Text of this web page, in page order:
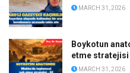
MARCH 31, 2026
Boykotun
etme stratejisi
MARCH 31, 2026